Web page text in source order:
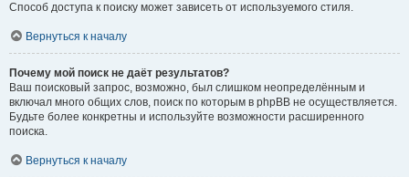
Способ доступа к поиску может зависеть от используемого стиля.
Вернуться к началу
Почему мой поиск не даёт результатов?
Ваш поисковый запрос, возможно, был слишком неопределённым и
включал много общих слов, поиск по которым в phpBB не осуществляется.
Будьте более конкретны и используйте возможности расширенного
поиска.
Вернуться к началу